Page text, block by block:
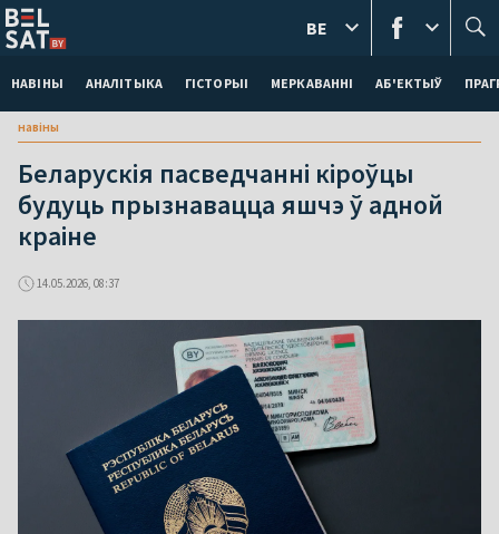
НАВІНЫ АНАЛІТЫКА ГІСТОРЫІ МЕРКАВАННI АБ'ЕКТЫЎ
BE
навіны
Беларускія пасведчанні кіроўцы
будуць прызнавацца яшчэ ў адной
краіне
14.05.2026, 08:37